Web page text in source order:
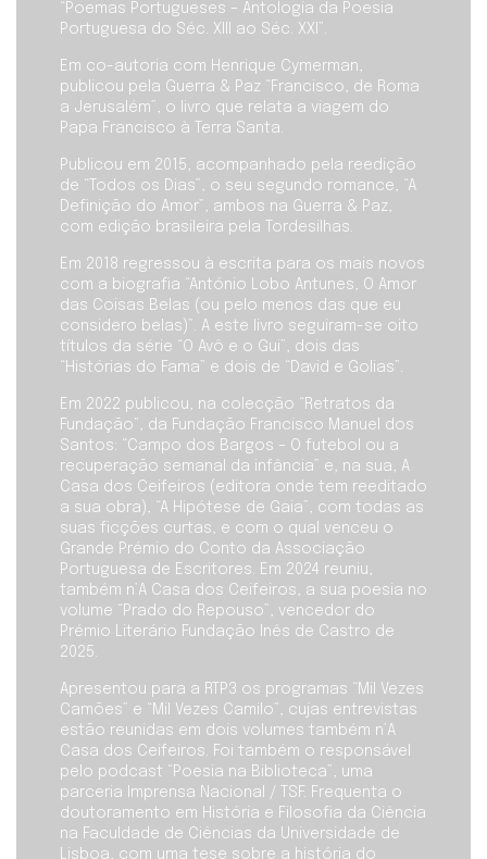
“Poemas Portugueses – Antologia da Poesia
Portuguesa do Séc. XIII ao Séc. XXI”.
Em co-autoria com Henrique Cymerman,
publicou pela Guerra & Paz “Francisco, de Roma
a Jerusalém”, o livro que relata a viagem do
Papa Francisco à Terra Santa.
Publicou em 2015, acompanhado pela reedição
de “Todos os Dias”, o seu segundo romance, “A
Definição do Amor”, ambos na Guerra & Paz,
com edição brasileira pela Tordesilhas.
Em 2018 regressou à escrita para os mais novos
com a biografia “António Lobo Antunes, O Amor
das Coisas Belas (ou pelo menos das que eu
considero belas)”. A este livro seguiram-se oito
títulos da série “O Avô e o Gui”, dois das
“Histórias do Fama” e dois de “David e Golias”.
Em 2022 publicou, na colecção “Retratos da
Fundação”, da Fundação Francisco Manuel dos
Santos: “Campo dos Bargos – O futebol ou a
recuperação semanal da infância” e, na sua, A
Casa dos Ceifeiros (editora onde tem reeditado
a sua obra), “A Hipótese de Gaia”, com todas as
suas ficções curtas, e com o qual venceu o
Grande Prémio do Conto da Associação
Portuguesa de Escritores. Em 2024 reuniu,
também n’A Casa dos Ceifeiros, a sua poesia no
volume “Prado do Repouso”, vencedor do
Prémio Literário Fundação Inês de Castro de
2025.
Apresentou para a RTP3 os programas “Mil Vezes
Camões” e “Mil Vezes Camilo”, cujas entrevistas
estão reunidas em dois volumes também n’A
Casa dos Ceifeiros. Foi também o responsável
pelo podcast “Poesia na Biblioteca”, uma
parceria Imprensa Nacional / TSF. Frequenta o
doutoramento em História e Filosofia da Ciência
na Faculdade de Ciências da Universidade de
Lisboa, com uma tese sobre a história do